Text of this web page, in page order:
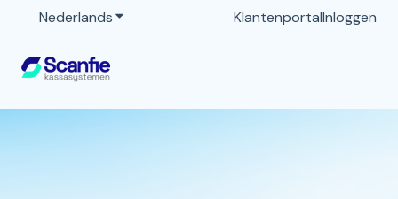
NederlandsSubmenu tonen voor vertalingen
KlantenportalInloggen